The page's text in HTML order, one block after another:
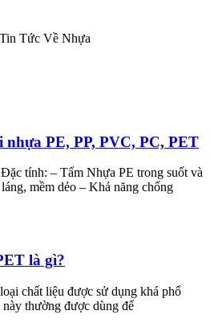
Tức Về Nhựa
nhựa PE, PP, PVC, PC, PET
tính: – Tấm Nhựa PE trong suốt và
mềm dẻo – Khả năng chống
là gì?
chất liệu được sử dụng khá phổ
thường được dùng để